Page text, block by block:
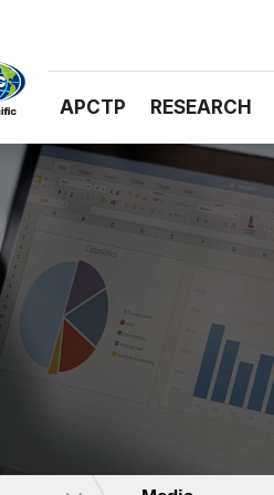
APCTP RESEARCH